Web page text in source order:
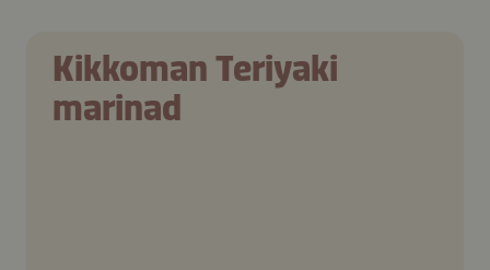
Kikkoman Teriyaki
marinad